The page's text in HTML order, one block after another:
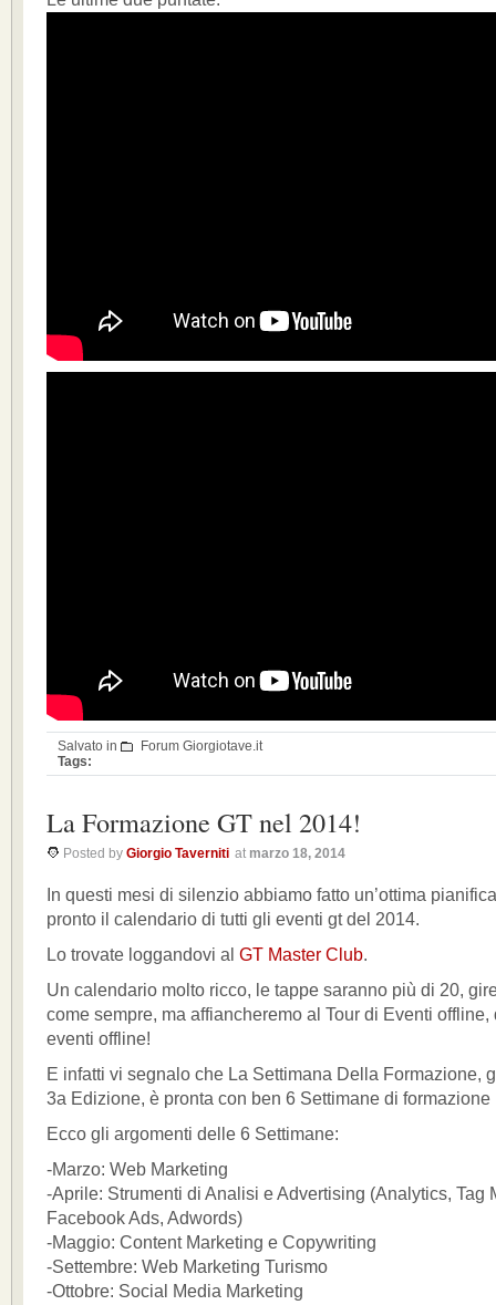
Salvato in
Forum Giorgiotave.it
Tags:
La Formazione GT nel 2014!
Posted by Giorgio Taverniti at marzo 18, 2014
In questi mesi di silenzio abbiamo fatto un’ottima
pronto il calendario di tutti gli eventi gt del 2014.
Lo trovate loggandovi al GT Master Club.
Un calendario molto ricco, le tappe saranno più di 20,
come sempre, ma affiancheremo al Tour di Eventi
eventi offline!
E infatti vi segnalo che La Settimana Della Formazione,
3a Edizione, è pronta con ben 6 Settimane di formazione
Ecco gli argomenti delle 6 Settimane:
-Marzo: Web Marketing
-Aprile: Strumenti di Analisi e Advertising (Analytics, Tag
Facebook Ads, Adwords)
-Maggio: Content Marketing e Copywriting
-Settembre: Web Marketing Turismo
-Ottobre: Social Media Marketing